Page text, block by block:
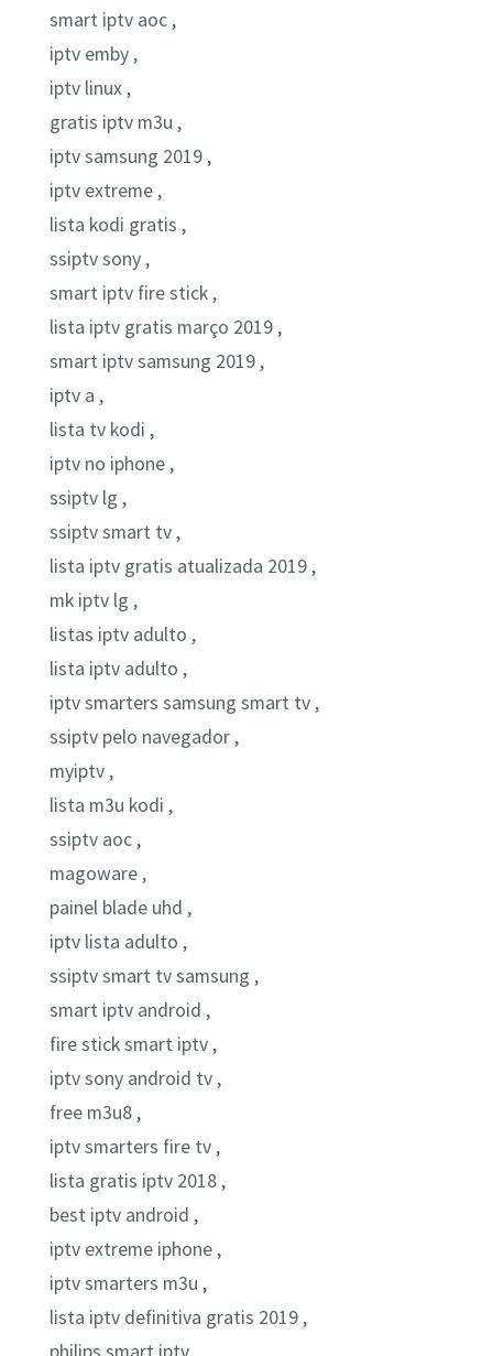
smart iptv aoc ,
iptv emby ,
iptv linux ,
gratis iptv m3u ,
iptv samsung 2019 ,
iptv extreme ,
lista kodi gratis ,
ssiptv sony ,
smart iptv fire stick ,
lista iptv gratis março 2019 ,
smart iptv samsung 2019 ,
iptv a ,
lista tv kodi ,
iptv no iphone ,
ssiptv lg ,
ssiptv smart tv ,
lista iptv gratis atualizada 2019 ,
mk iptv lg ,
listas iptv adulto ,
lista iptv adulto ,
iptv smarters samsung smart tv ,
ssiptv pelo navegador ,
myiptv ,
lista m3u kodi ,
ssiptv aoc ,
magoware ,
painel blade uhd ,
iptv lista adulto ,
ssiptv smart tv samsung ,
smart iptv android ,
fire stick smart iptv ,
iptv sony android tv ,
free m3u8 ,
iptv smarters fire tv ,
lista gratis iptv 2018 ,
best iptv android ,
iptv extreme iphone ,
iptv smarters m3u ,
lista iptv definitiva gratis 2019 ,